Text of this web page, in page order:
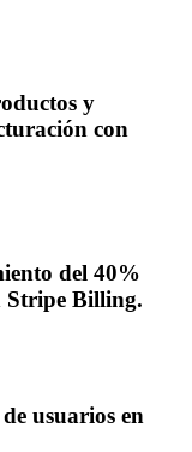
y
con
del 40%
Stripe Billing.
usuarios en